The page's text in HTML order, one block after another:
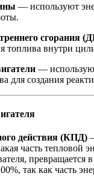
— используют
сгорания
топлива внутри
—
для создания
действия (КПД)
часть тепловой
превращается
так как часть